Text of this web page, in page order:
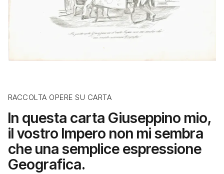
RACCOLTA OPERE SU CARTA
In questa carta Giuseppino mio,
il vostro Impero non mi sembra
che una semplice espressione
Geografica.